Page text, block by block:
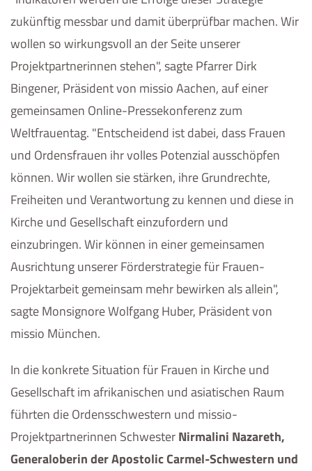
zukünftig messbar und damit überprüfbar machen. Wir
wollen so wirkungsvoll an der Seite unserer
Projektpartnerinnen stehen", sagte Pfarrer Dirk
Bingener, Präsident von missio Aachen, auf einer
gemeinsamen Online-Pressekonferenz zum
Weltfrauentag. "Entscheidend ist dabei, dass Frauen
und Ordensfrauen ihr volles Potenzial ausschöpfen
können. Wir wollen sie stärken, ihre Grundrechte,
Freiheiten und Verantwortung zu kennen und diese in
Kirche und Gesellschaft einzufordern und
einzubringen. Wir können in einer gemeinsamen
Ausrichtung unserer Förderstrategie für Frauen-
Projektarbeit gemeinsam mehr bewirken als allein",
sagte Monsignore Wolfgang Huber, Präsident von
missio München.
In die konkrete Situation für Frauen in Kirche und
Gesellschaft im afrikanischen und asiatischen Raum
führten die Ordensschwestern und missio-
Projektpartnerinnen SchwesterNirmalini Nazareth,
Generaloberin der Apostolic Carmel-Schwestern und